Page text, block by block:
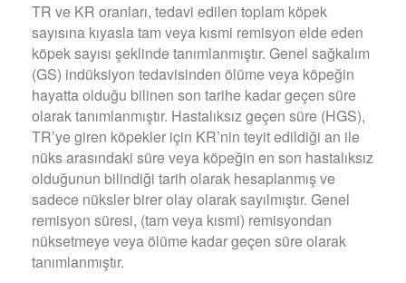
TR ve KR oranları, tedavi edilen toplam köpek
sayısına kıyasla tam veya kısmi remisyon elde eden
köpek sayısı şeklinde tanımlanmıştır. Genel sağkalım
(GS) indüksiyon tedavisinden ölüme veya köpeğin
hayatta olduğu bilinen son tarihe kadar geçen süre
olarak tanımlanmıştır. Hastalıksız geçen süre (HGS),
TR’ye giren köpekler için KR’nin teyit edildiği an ile
nüks arasındaki süre veya köpeğin en son hastalıksız
olduğunun bilindiği tarih olarak hesaplanmış ve
sadece nüksler birer olay olarak sayılmıştır. Genel
remisyon süresi, (tam veya kısmi) remisyondan
nüksetmeye veya ölüme kadar geçen süre olarak
tanımlanmıştır.